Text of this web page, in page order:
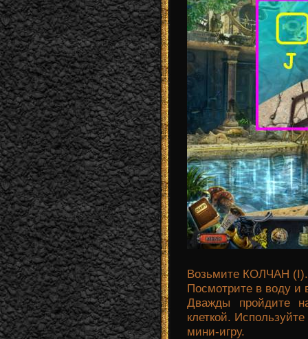
Возьмите КОЛЧАН (I).
Посмотрите в воду
Дважды пройдите
клеткой.
мини-игру.